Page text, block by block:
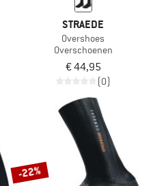
STRAEDE
Overshoes
Overschoenen
€ 44,95
(0)
-22%